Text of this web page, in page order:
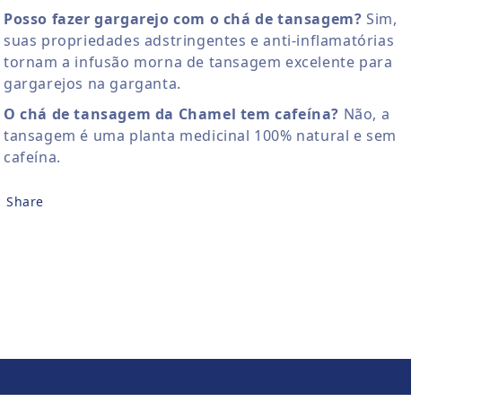
Posso fazer gargarejo com o chá de tansagem? Sim,
suas propriedades adstringentes e anti-inflamatórias
tornam a infusão morna de tansagem excelente para
gargarejos na garganta.
O chá de tansagem da Chamel tem cafeína? Não, a
tansagem é uma planta medicinal 100% natural e sem
cafeína.
Share